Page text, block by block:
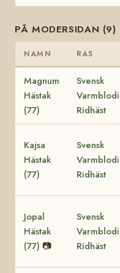
PÅ MODERSIDAN (9)
NAMN RAS
Magnum
Hästak
(77)
Svensk
Ridhäst
Kajsa
Hästak
(77)
Svensk
Ridhäst
Jopal
Hästak
(77) 📷
Svensk
Ridhäst